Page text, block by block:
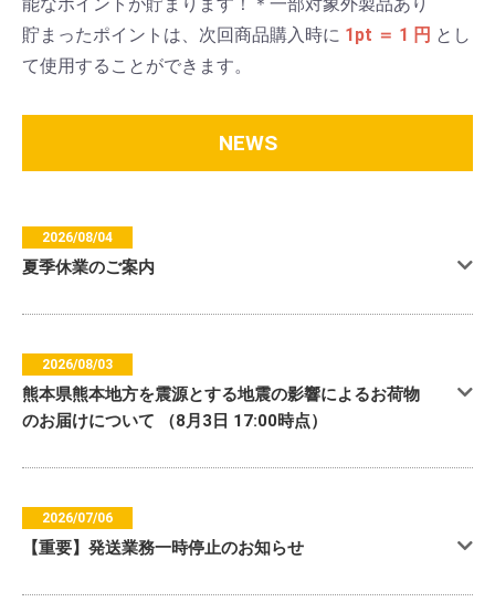
貯まったポイントは、次回商品購入時に 1pt ＝ 1 円 とし
て使用することができます。
NEWS
2026/08/04
夏季休業のご案内
2026/08/03
熊本県熊本地方を震源とする地震の影響によるお荷物
のお届けについて （8月3日 17:00時点）
2026/07/06
【重要】発送業務一時停止のお知らせ